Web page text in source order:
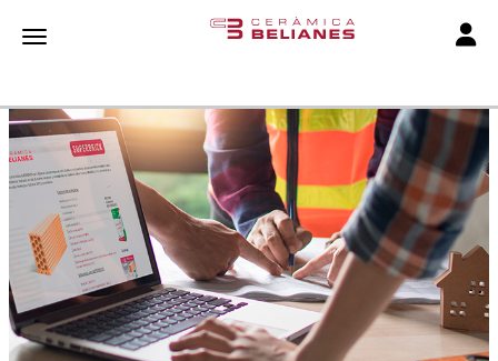
Toggle navigation